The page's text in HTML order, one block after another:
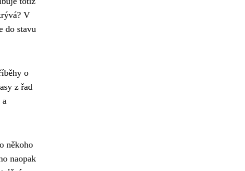
V
do stavu
o
z řad
a
někoho
naopak